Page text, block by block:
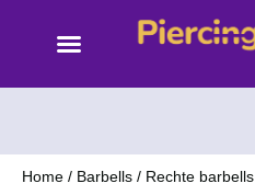
Home / Barbells / Rechte barbells